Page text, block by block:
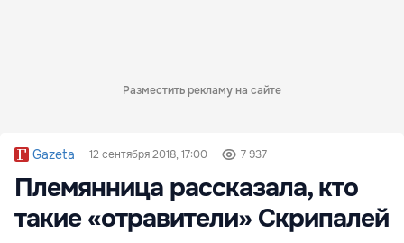
Разместить рекламу на сайте
Gazeta 12 сентября 2018, 17:00 7 937
Племянница рассказала, кто
такие «отравители» Скрипалей